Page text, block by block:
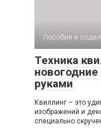
Пособия и
Техника
руками
Квиллинг – это
изображений и
специально